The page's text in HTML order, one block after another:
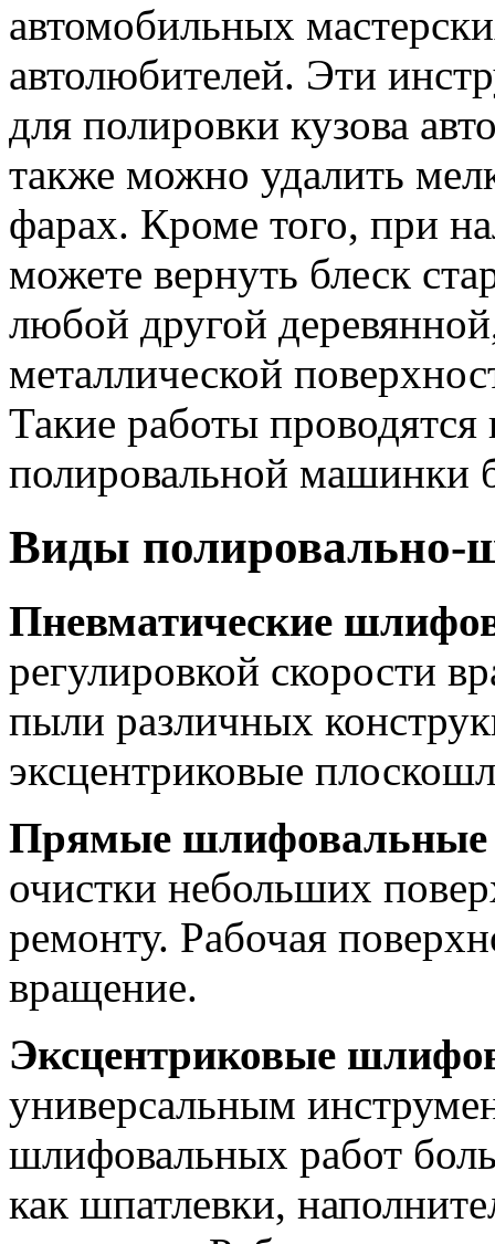
автомобильных
автолюбителей. Эти
для полировки кузова
также можно удалить
фарах. Кроме того, при
можете вернуть блеск
любой другой
металлической
Такие работы проводятся
полировальной машинки
Виды
Пневматические
регулировкой скорости
пыли различных
эксцентриковые
Прямые
очистки небольших
ремонту. Рабочая
вращение.
Эксцентриковые
универсальным
шлифовальных работ
как шпатлевки,